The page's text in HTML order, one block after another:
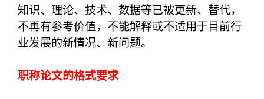
知识、理论、技术、数据等已被更新、替代，
不再有参考价值，不能解释或不适用于目前行
业发展的新情况、新问题。
职称论文的格式要求